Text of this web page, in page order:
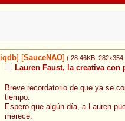
iqdb SauceNAO ( 28.46KB , 282x354
Lauren Faust, la creativa con
Breve recordatorio de que ya se
tiempo.
Espero que algún día, a Lauren
merece.